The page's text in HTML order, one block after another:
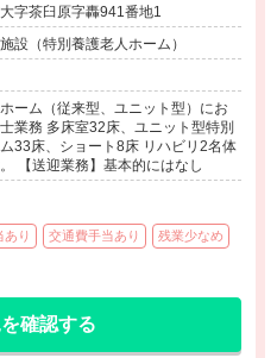
字茶臼原字轟941番地1
設（特別養護老人ホーム）
ーム（従来型、ユニット型）にお
業務 多床室32床、ユニット型特別
33床、ショート8床 リハビリ2名体
【送迎業務】基本的にはなし
あり 交通費手当あり 残業少なめ
確認する